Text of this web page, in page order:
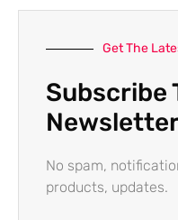
Get The
Subscribe
No spam,
products, updates.